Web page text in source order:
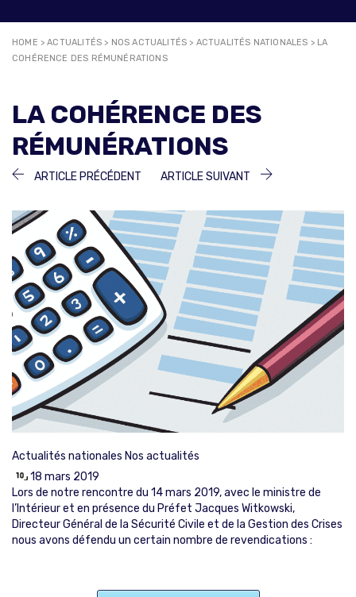
HOME >ACTUALITÉS > NOS ACTUALITÉS > ACTUALITÉS NATIONALES > LA
COHÉRENCE DES RÉMUNÉRATIONS
LA COHÉRENCE DES
RÉMUNÉRATIONS
NAVIGATION
L’ARTICLE
ARTICLE PRÉCÉDENT ARTICLE
ARTICLE SUIVANT
ARTICLE
Actualités nationales Nos actualités
18 mars 2019
Lors de notre rencontre du 14 mars 2019, avec le ministre de
l’Intérieur et en présence du Préfet Jacques Witkowski,
Directeur Général de la Sécurité Civile et de la Gestion des Crises
nous avons défendu un certain nombre de revendications :